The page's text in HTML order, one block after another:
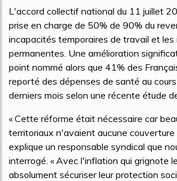
L'accord collectif national du 11 juillet
prise en charge de 50% de 90% du
incapacités temporaires de travail et les
permanentes. Une amélioration
point nommé alors que 41% des
reporté des dépenses de santé au
derniers mois selon une récente étude
« Cette réforme était nécessaire car
territoriaux n'avaient aucune couverture
explique un responsable syndical que
interrogé. « Avec l'inflation qui grignote
absolument sécuriser leur protection